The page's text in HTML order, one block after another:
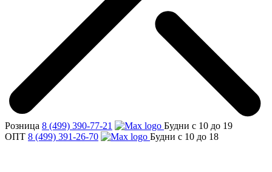
Розница 8 (499) 390-77-21
Будни с 10 до 19
ОПТ 8 (499) 391-26-70 Будни с 10 до 18